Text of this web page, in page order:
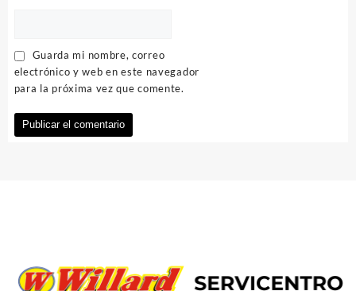
Guarda mi nombre, correo
electrónico y web en este navegador
para la próxima vez que comente.